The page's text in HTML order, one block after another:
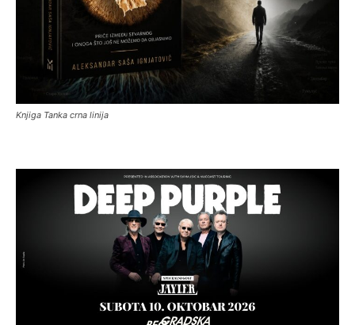
Knjiga Tanka crna linija